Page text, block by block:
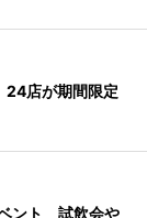
店が期間限定
ント 試飲会や